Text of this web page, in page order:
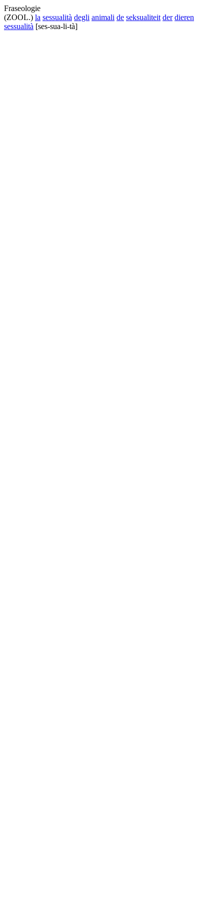
Fraseologie
(ZOOL.) la sessualità degli animali de seksualiteit der dieren
sessualità [ses-sua-li-tà]